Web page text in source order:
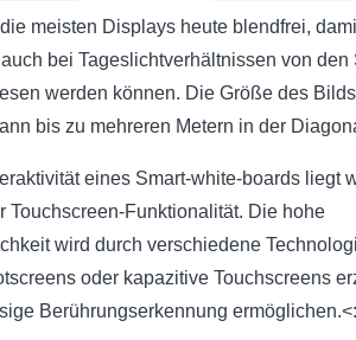
meisten Displays heute blendfrei,
bei Tageslichtverhältnissen von
werden können. Die Größe des
bis zu mehreren Metern in der
eines Smart-white-boards liegt
Touchscreen-Funktionalität. Die hohe
wird durch verschiedene
oder kapazitive Touchscreens
Berührungserkennung